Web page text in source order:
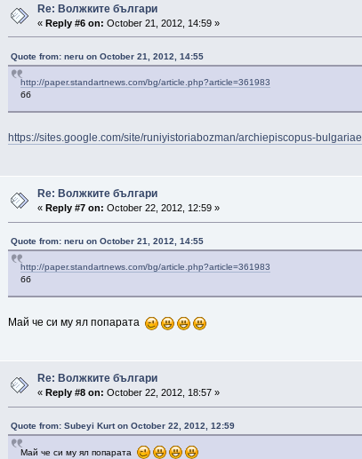
Re: Волжките българи
« Reply #6 on: October 21, 2012, 14:59 »
Quote from: neru on October 21, 2012, 14:55
http://paper.standartnews.com/bg/article.php?article=361983
бб
https://sites.google.com/site/runiyistoriabozman/archiepiscopus-bulgariae
Re: Волжките българи
« Reply #7 on: October 22, 2012, 12:59 »
Quote from: neru on October 21, 2012, 14:55
http://paper.standartnews.com/bg/article.php?article=361983
бб
Май че си му ял попарата
Re: Волжките българи
« Reply #8 on: October 22, 2012, 18:57 »
Quote from: Subeyi Kurt on October 22, 2012, 12:59
Май че си му ял попарата